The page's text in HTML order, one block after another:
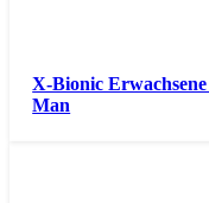
X-Bionic
Man